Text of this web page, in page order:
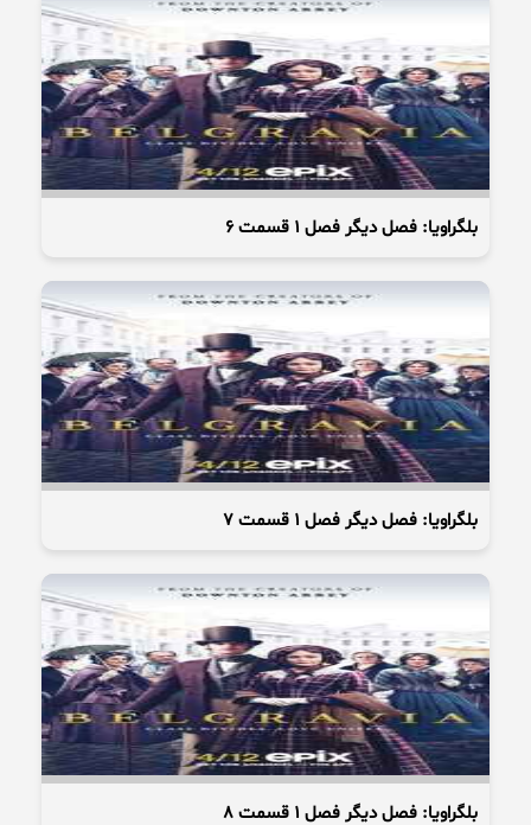
بلگراویا: فصل دیگر فصل 1 قسمت 6
بلگراویا: فصل دیگر فصل 1 قسمت 7
بلگراویا: فصل دیگر فصل 1 قسمت 8